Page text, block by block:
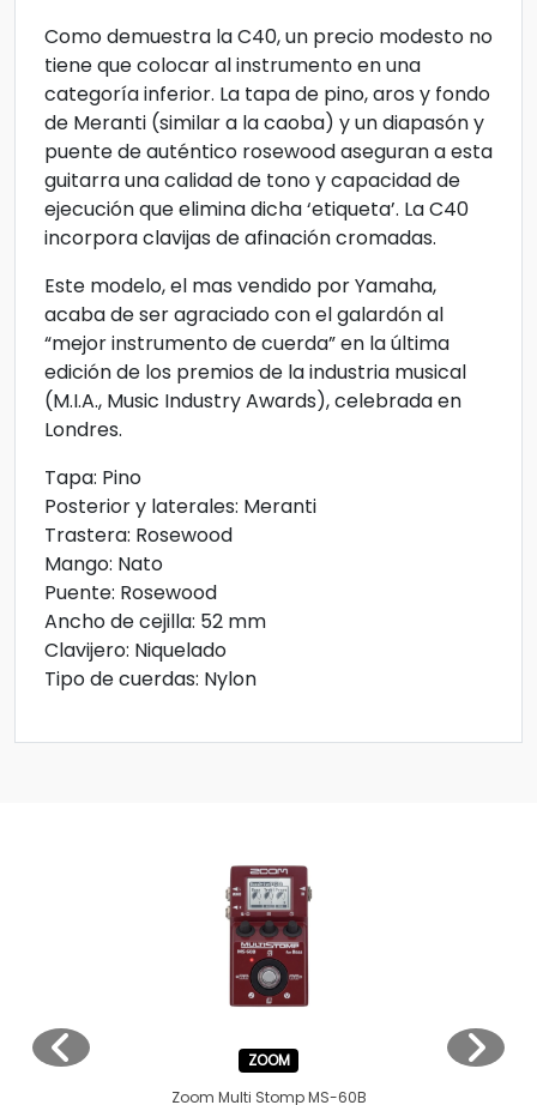
Como demuestra la C40, un precio modesto no
tiene que colocar al instrumento en una
categoría inferior. La tapa de pino, aros y fondo
de Meranti (similar a la caoba) y un diapasón y
puente de auténtico rosewood aseguran a esta
guitarra una calidad de tono y capacidad de
ejecución que elimina dicha ‘etiqueta’. La C40
incorpora clavijas de afinación cromadas.
Este modelo, el mas vendido por Yamaha,
acaba de ser agraciado con el galardón al
“mejor instrumento de cuerda” en la última
edición de los premios de la industria musical
(M.I.A., Music Industry Awards), celebrada en
Londres.
Tapa: Pino
Posterior y laterales: Meranti
Trastera: Rosewood
Mango: Nato
Puente: Rosewood
Ancho de cejilla: 52 mm
Clavijero: Niquelado
Tipo de cuerdas: Nylon
ZOOM
Zoom Multi Stomp MS-60B